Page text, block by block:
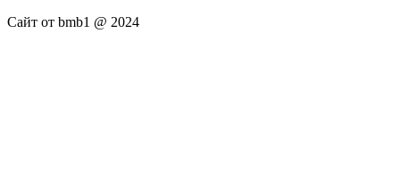
Сайт от bmb1 @ 2024